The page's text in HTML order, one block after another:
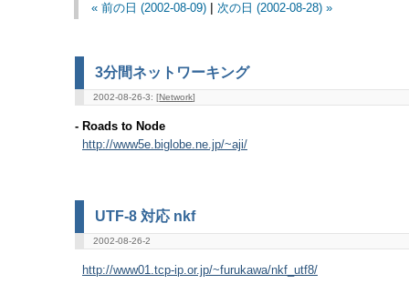
« 前の日 (2002-08-09)| 次の日 (2002-08-28) »
3分間ネットワーキング
2002-08-26-3: [Network]
- Roads to Node
http://www5e.biglobe.ne.jp/~aji/
UTF-8 対応 nkf
2002-08-26-2
http://www01.tcp-ip.or.jp/~furukawa/nkf_utf8/